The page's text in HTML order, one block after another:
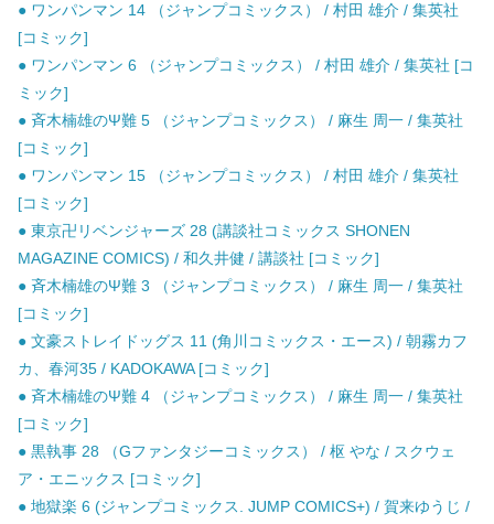
● ワンパンマン 14 （ジャンプコミックス） / 村田 雄介 / 集英社
[コミック]
● ワンパンマン 6 （ジャンプコミックス） / 村田 雄介 / 集英社 [コ
ミック]
● 斉木楠雄のΨ難 5 （ジャンプコミックス） / 麻生 周一 / 集英社
[コミック]
● ワンパンマン 15 （ジャンプコミックス） / 村田 雄介 / 集英社
[コミック]
● 東京卍リベンジャーズ 28 (講談社コミックス SHONEN
MAGAZINE COMICS) / 和久井健 / 講談社 [コミック]
● 斉木楠雄のΨ難 3 （ジャンプコミックス） / 麻生 周一 / 集英社
[コミック]
● 文豪ストレイドッグス 11 (角川コミックス・エース) / 朝霧カフ
カ、春河35 / KADOKAWA [コミック]
● 斉木楠雄のΨ難 4 （ジャンプコミックス） / 麻生 周一 / 集英社
[コミック]
● 黒執事 28 （Gファンタジーコミックス） / 枢 やな / スクウェ
ア・エニックス [コミック]
● 地獄楽 6 (ジャンプコミックス. JUMP COMICS+) / 賀来ゆうじ /